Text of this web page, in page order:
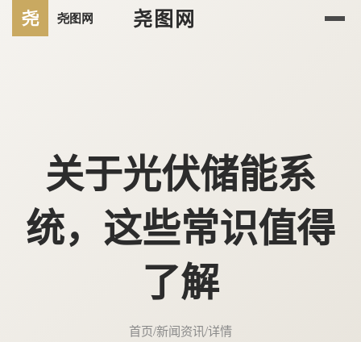
尧图网
关于光伏储能系
统，这些常识值得
了解
首页/新闻资讯/详情